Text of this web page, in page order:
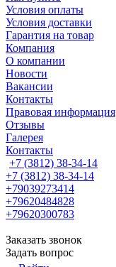
Условия оплаты
Условия доставки
Гарантия на товар
Компания
О компании
Новости
Вакансии
Контакты
Правовая информация
Отзывы
Галерея
Контакты
+7 (3812) 38-34-14
+7 (3812) 38-34-14
+79039273414
+79620484828
+79620300783
Заказать звонок
Задать вопрос